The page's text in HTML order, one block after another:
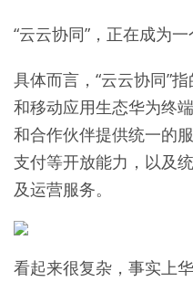
“云云协同”，正在成为一
具体而言，“云云协同”
和移动应用生态华为终
和合作伙伴提供统一的
支付等开放能力，以及
及运营服务。
看起来很复杂，事实上